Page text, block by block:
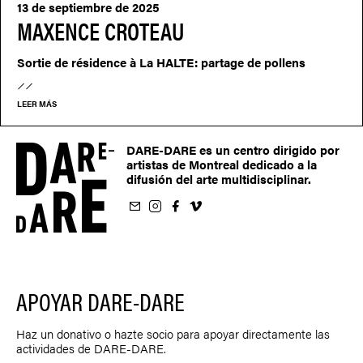
MAXENCE CROTEAU
13 de septiembre de 2025
Sortie de résidence à La HALTE: partage de pollens
LEER MÁS
DARE-DARE es un centro dirigido por
artistas de Montreal dedicado a la
difusión del arte multidisciplinar.
sur Instagram
sur Facebook
nous sur Vimeo
APOYAR DARE-DARE
Haz un donativo o hazte socio para apoyar directamente las
actividades de DARE-DARE.